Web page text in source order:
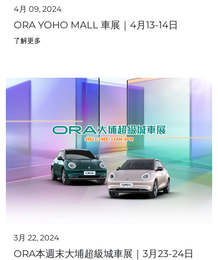
4月 09, 2024
ORA YOHO MALL 車展｜4月13-14日
了解更多
3月 22, 2024
ORA本週末大埔超級城車展｜3月23-24日